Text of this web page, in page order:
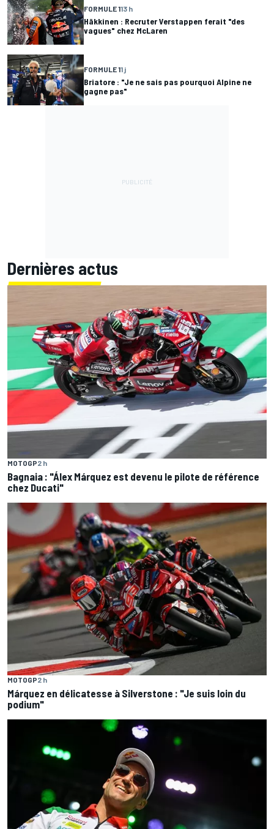
FORMULE 113 h
Häkkinen : Recruter Verstappen ferait "des
vagues" chez McLaren
FORMULE 11 j
Briatore : "Je ne sais pas pourquoi Alpine ne
gagne pas"
Dernières actus
MOTOGP2 h
Bagnaia : "Álex Márquez est devenu le pilote de référence
chez Ducati"
MOTOGP2 h
Márquez en délicatesse à Silverstone : "Je suis loin du
podium"